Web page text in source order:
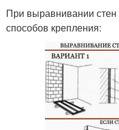
При выравнивании стен
способов крепления: